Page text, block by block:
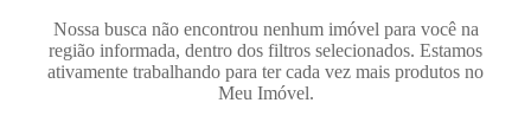
Nossa busca não encontrou nenhum imóvel para você na
região informada, dentro dos filtros selecionados. Estamos
ativamente trabalhando para ter cada vez mais produtos no
Meu Imóvel.